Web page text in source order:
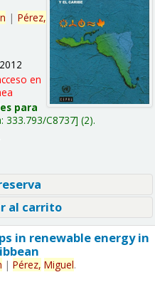
| Pérez,
en
para
333.793/C8737 (2).
al carrito
in renewable energy in
| Pérez, Miguel.